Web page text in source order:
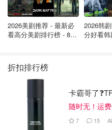
巴厘岛的死亡与尸检
《News.com.au》披露的细
给警方。而当警方终于赶到
到了污染。
他的遗体随后被送往当地一
证明，初步死因被定为溺水
2026美剧推荐 - 最新必
看高分美剧排行榜 - 8月
2026韩
分好看
折扣排行榜
卡霸哥了
随时无！运费
7 15